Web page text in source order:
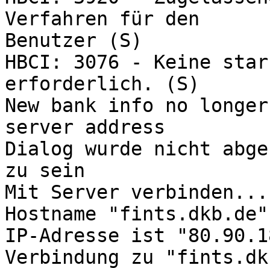
Verfahren für den
Benutzer (S)
HBCI: 3076 - Keine
erforderlich. (S)
New bank info no
server address
Dialog wurde nicht
zu sein
Mit Server verbinden...
Hostname
IP-Adresse ist
Verbindung zu